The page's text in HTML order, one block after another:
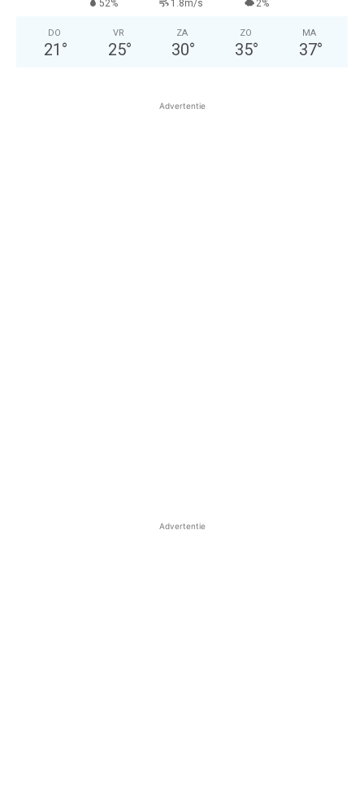
52% 1.8m/s 2%
DO
21 °
VR
25°
ZA
30°
ZO
35°
MA
37°
Advertentie
Advertentie